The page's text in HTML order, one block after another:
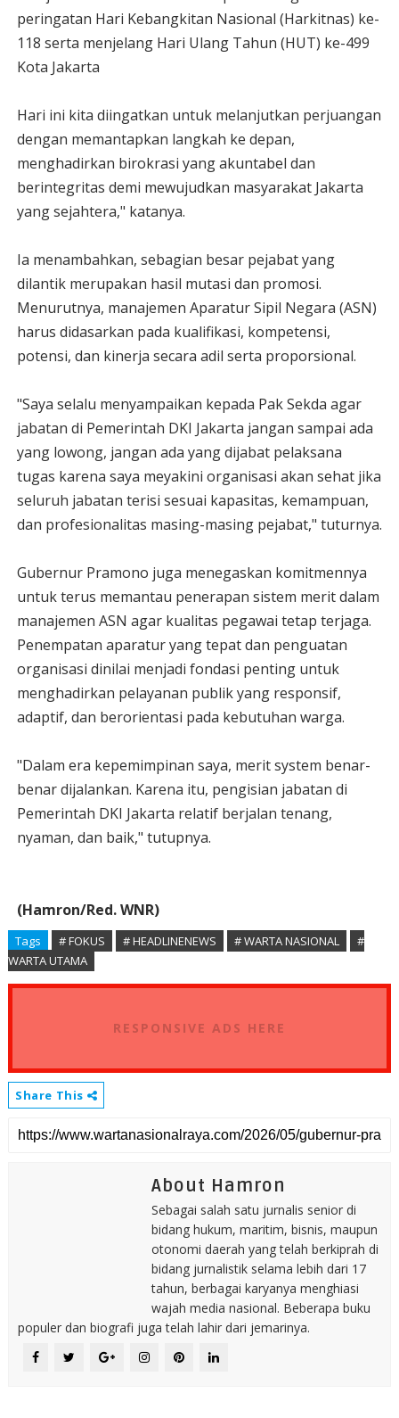
peringatan Hari Kebangkitan Nasional (Harkitnas) ke-
118 serta menjelang Hari Ulang Tahun (HUT) ke-499
Kota Jakarta
Hari ini kita diingatkan untuk melanjutkan perjuangan
dengan memantapkan langkah ke depan,
menghadirkan birokrasi yang akuntabel dan
berintegritas demi mewujudkan masyarakat Jakarta
yang sejahtera," katanya.
Ia menambahkan, sebagian besar pejabat yang
dilantik merupakan hasil mutasi dan promosi.
Menurutnya, manajemen Aparatur Sipil Negara (ASN)
harus didasarkan pada kualifikasi, kompetensi,
potensi, dan kinerja secara adil serta proporsional.
"Saya selalu menyampaikan kepada Pak Sekda agar
jabatan di Pemerintah DKI Jakarta jangan sampai ada
yang lowong, jangan ada yang dijabat pelaksana
tugas karena saya meyakini organisasi akan sehat jika
seluruh jabatan terisi sesuai kapasitas, kemampuan,
dan profesionalitas masing-masing pejabat," tuturnya.
Gubernur Pramono juga menegaskan komitmennya
untuk terus memantau penerapan sistem merit dalam
manajemen ASN agar kualitas pegawai tetap terjaga.
Penempatan aparatur yang tepat dan penguatan
organisasi dinilai menjadi fondasi penting untuk
menghadirkan pelayanan publik yang responsif,
adaptif, dan berorientasi pada kebutuhan warga.
"Dalam era kepemimpinan saya, merit system benar-
benar dijalankan. Karena itu, pengisian jabatan di
Pemerintah DKI Jakarta relatif berjalan tenang,
nyaman, dan baik," tutupnya.
(Hamron/Red. WNR)
Tags # FOKUS # HEADLINENEWS # WARTA NASIONAL
#
WARTA UTAMA
RESPONSIVE ADS HERE
Share This
About Hamron
Sebagai salah satu jurnalis senior di
bidang hukum, maritim, bisnis, maupun
otonomi daerah yang telah berkiprah di
bidang jurnalistik selama lebih dari 17
tahun, berbagai karyanya menghiasi
wajah media nasional. Beberapa buku
populer dan biografi juga telah lahir dari jemarinya.